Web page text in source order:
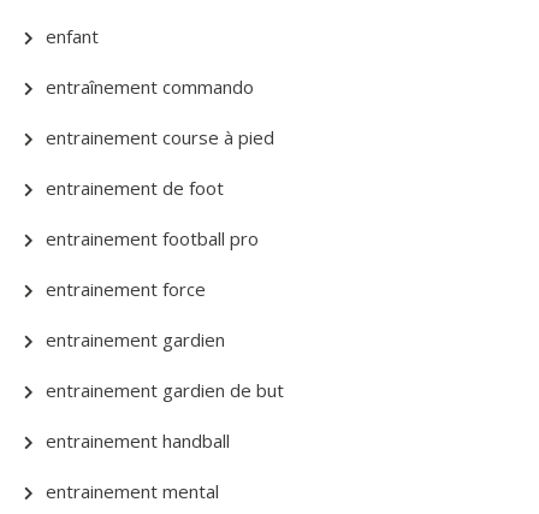
enfant
entraînement commando
entrainement course à pied
entrainement de foot
entrainement football pro
entrainement force
entrainement gardien
entrainement gardien de but
entrainement handball
entrainement mental